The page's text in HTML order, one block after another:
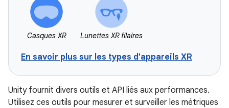
Casques XR Lunettes XR filaires
En savoir plus sur les types d'appareils XR
Unity fournit divers outils et API liés aux performances.
Utilisez ces outils pour mesurer et surveiller les métriques